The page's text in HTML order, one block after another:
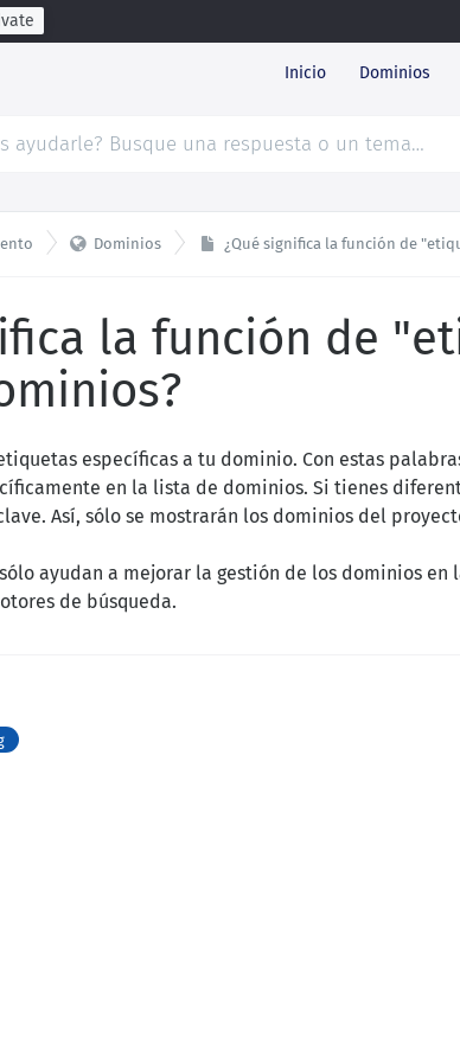
Inicio Dominios
 Dominios ¿Qué significa la función de
la función de
específicas a tu dominio. Con estas
en la lista de dominios. Si tienes
Así, sólo se mostrarán los dominios del
ayudan a mejorar la gestión de los dominios
de búsqueda.